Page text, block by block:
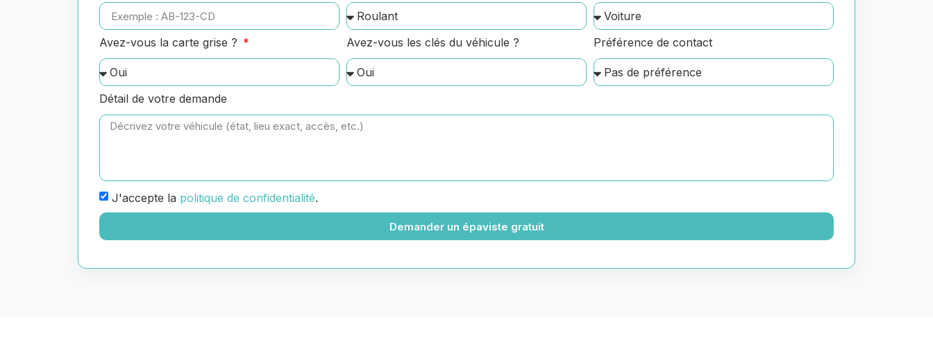
Avez-vous la carte grise ? Avez-vous les clés du véhicule ? Préférence de contact
Détail de votre demande
J'accepte la politique de confidentialité.
Demander un épaviste gratuit